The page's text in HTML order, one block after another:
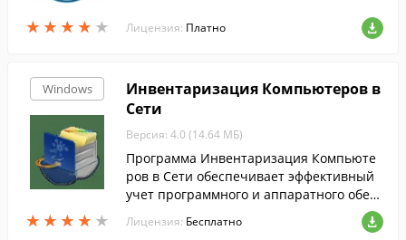
★ ★ ★ ★ ★
★ ★ ★ ★ ★
ует ремонты, замену расходных, установ
Лицензия: Платно
Windows
★ ★ ★ ★ ★
★ ★ ★ ★ ★
Инвентаризация Компьютеров в
Сети
Версия: 4.0 (14.64 МБ)
Программа Инвентаризация Компьюте
ров в Сети обеспечивает эффективный
учет программного и аппаратного обес
печения компьютеров в сети на любом
предприятии.
Лицензия: Бесплатно